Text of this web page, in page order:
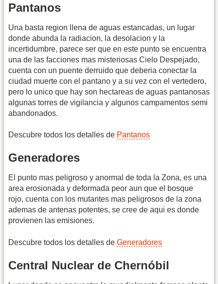
Pantanos
Una basta region llena de aguas estancadas, un lugar
donde abunda la radiacion, la desolacion y la
incertidumbre, parece ser que en este punto se encuentra
una de las facciones mas misteriosas Cielo Despejado,
cuenta con un puente derruido que deberia conectar la
ciudad muerte con el pantano y a su vez con el vertedero,
pero lo unico que hay son hectareas de aguas pantanosas
algunas torres de vigilancia y algunos campamentos semi
abandonados.
Descubre todos los detalles de Pantanos
Generadores
El punto mas peligroso y anormal de toda la Zona, es una
area erosionada y deformada peor aun que el bosque
rojo, cuenta con los mutantes mas peligrosos de la zona
ademas de antenas potentes, se cree de aqui es donde
provienen las emisiones.
Descubre todos los detalles de Generadores
Central Nuclear de Chernóbil